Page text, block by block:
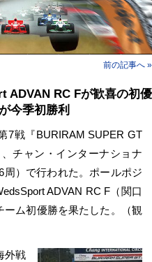
前の記事へ »
ADVAN RC Fが歓喜の初優
今季初勝利
7戦『BURIRAM SUPER GT
チャン・インターナショナ
周）で行われた。ポールポジ
ADVAN RC F（関口
ム初優勝を果たした。（観
外戦